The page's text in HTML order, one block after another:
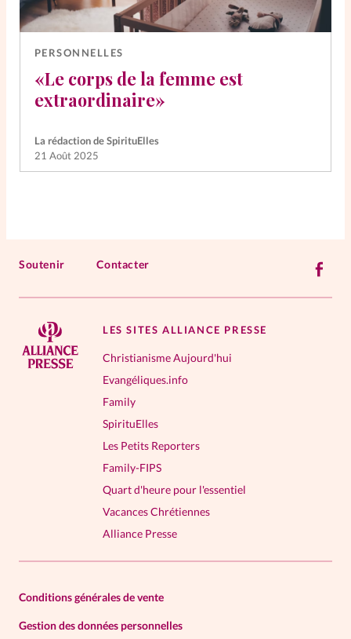
PERSONNELLES
«Le corps de la femme est
extraordinaire»
La rédaction de SpirituElles
21 Août 2025
Soutenir Contacter
LES SITES ALLIANCE PRESSE
Christianisme Aujourd'hui
Evangéliques.info
Family
SpirituElles
Les Petits Reporters
Family-FIPS
Quart d'heure pour l'essentiel
Vacances Chrétiennes
Alliance Presse
Conditions générales de vente
Gestion des données personnelles